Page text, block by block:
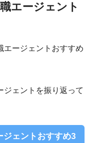
エージェント
エージェントおすすめ
ジェントを振り返って
ジェントおすすめ3